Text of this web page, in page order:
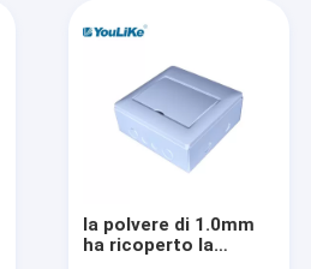
la polvere di 1.0mm
ha ricoperto la